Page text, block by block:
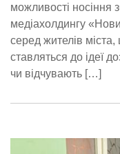
можливості носіння
медіахолдингу
серед жителів
ставляться до ідеї
чи відчувають […]